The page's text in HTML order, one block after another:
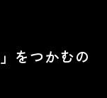
をつかむの